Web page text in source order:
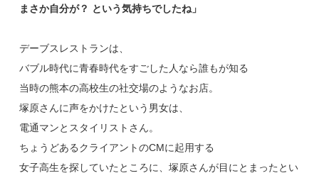
まさか自分が？ という気持ちでしたね」
デーブスレストランは、
バブル時代に青春時代をすごした人なら誰もが知る
当時の熊本の高校生の社交場のようなお店。
塚原さんに声をかけたという男女は、
電通マンとスタイリストさん。
ちょうどあるクライアントのCMに起用する
女子高生を探していたところに、塚原さんが目にとまったとい